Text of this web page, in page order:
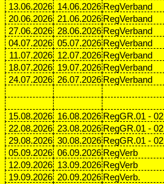
13.06.2026 14.06.2026 RegVerband
20.06.2026 21.06.2026 RegVerband
27.06.2026 28.06.2026 RegVerband
04.07.2026 05.07.2026 RegVerband
11.07.2026 12.07.2026 RegVerband
18.07.2026 19.07.2026 RegVerband
24.07.2026 26.07.2026 RegVerband
15.08.2026 16.08.2026 RegGR.01 - 02
22.08.2026 23.08.2026 RegGR.01 - 02
29.08.2026 30.08.2026 RegGR.01 - 02
05.09.2026 06.09.2026 RegVerb
12.09.2026 13.09.2026 RegVerb
19.09.2026 20.09.2026 RegVerb.